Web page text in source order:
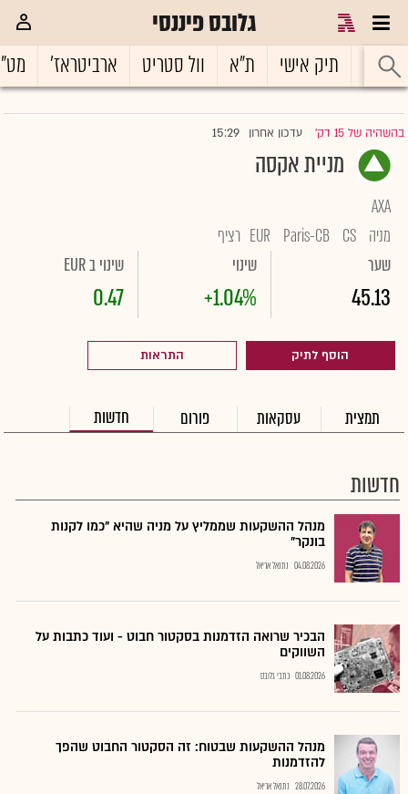
גלובס פיננסי
ראשי תיק אישי ת"א וול סטריט ארביטראז'
בהשהיה של 15 דק' |עדכון אחרון 15:29
מניית אקסה
AXA
מניה CS
Paris-CB
EUR רציף
שער
45.13
שינוי
+1.04%
שינוי ב EUR
0.47
הוסף לתיק התראות
תמצית עסקאות פורום חדשות
חדשות
מנהל ההשקעות שממליץ על מניה שהיא "כמו לקנות
בונקר"
04.08.2026 נתנאל אריאל
הבכיר שרואה הזדמנות בסקטור חבוט - ועוד כתבות על
השווקים
01.08.2026 כתבי גלובס
מנהל ההשקעות שבטוח: זה הסקטור החבוט שהפך
להזדמנות
28.07.2026 נתנאל אריאל